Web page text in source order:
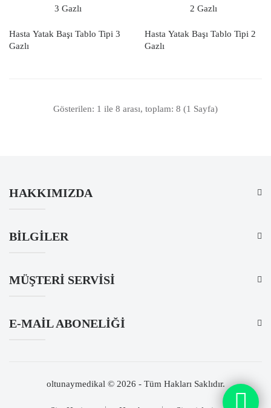
Hasta Yatak Başı Tablo Tipi 3
Gazlı
Hasta Yatak Başı Tablo Tipi 2
Gazlı
Gösterilen: 1 ile 8 arası, toplam: 8 (1 Sayfa)
HAKKIMIZDA
BILGILER
MÜŞTERI SERVISI
E-MAIL ABONELIĞI
oltunaymedikal © 2026 - Tüm Hakları Saklıdır.